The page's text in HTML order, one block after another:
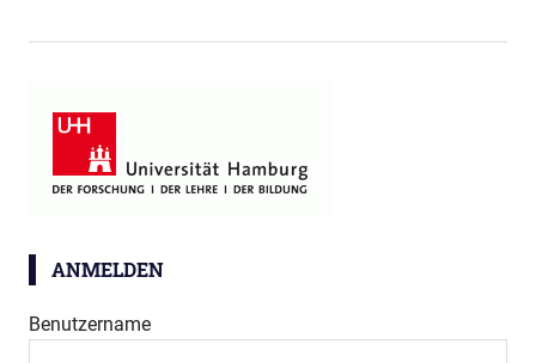
ANMELDEN
Benutzername